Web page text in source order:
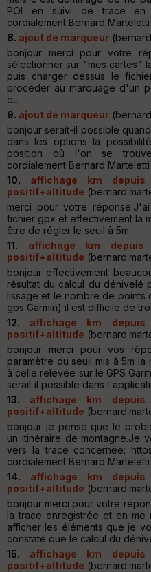
POI en suivi de trace en
cordialement Bernard Marteletti
8. ajout de marqueur
bonjour merci pour votre
sélectionner sur "mes cartes"
puis charger dessus le
procéder au marquage d'un
c...
9. ajout de marqueur
bonjour serait-il possible
dans les options la
position où l'on se
cordialement Bernard Marteletti
10. affichage km
positif+altitude
merci pour votre
fichier gpx et effectivement la
être de régler le seuil à 5m
11. affichage km depuis
positif+altitude
bonjour effectivement
résultat du calcul du dénivelé
lissage et le nombre de points
gps Garmin) il est difficile de
12. affichage km
positif+altitude
bonjour merci pour vos
paramètre du seuil mis à 5m
à celle relevée sur le GPS
serait il possible dans
13. affichage km
positif+altitude
bonjour je pense que le
un itinéraire de montagne.Je
vers la trace concernée:
cordialement Bernard
14. affichage km
positif+altitude
bonjour merci pour votre
la trace enregistrée et en me
afficher les éléments que je
constate que le calcul du
15. affichage km
positif+altitude